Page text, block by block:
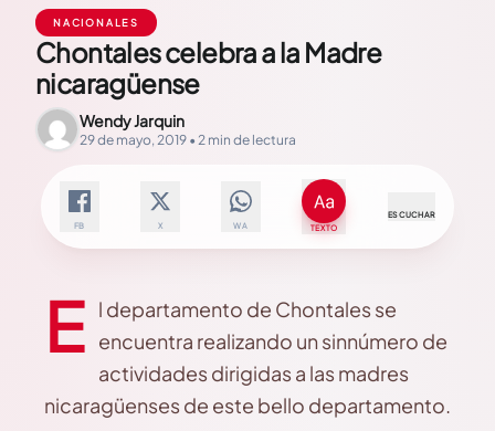
NACIONALES
Chontales celebra a la Madre
nicaragüense
Wendy Jarquin
29 de mayo, 2019 • 2 min de lectura
FB X WA TEXTO
ESCUCHAR
E l departamento de Chontales se
encuentra realizando un sinnúmero de
actividades dirigidas a las madres
nicaragüenses de este bello departamento.